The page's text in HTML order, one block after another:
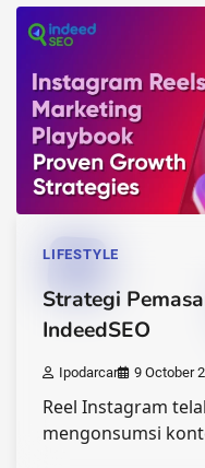
LIFESTYLE
Strategi
IndeedSEO
Ipodarcar 9 October
Reel Instagram
mengonsumsi